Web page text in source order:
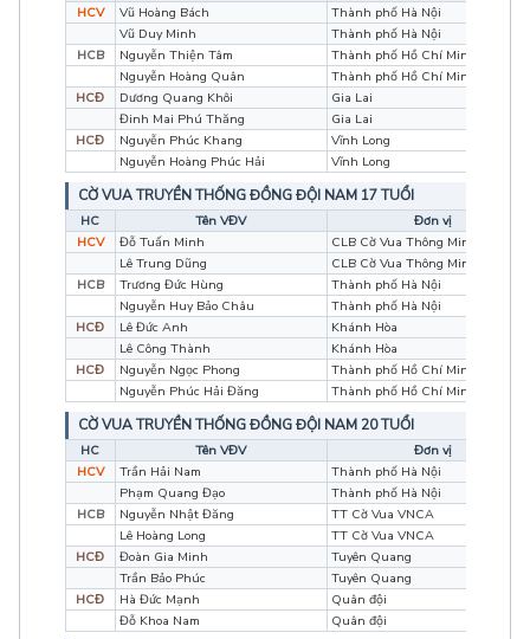
HCV
Vũ Hoàng Bách
Thành phố Hà Nội
Vũ Duy Minh
Thành phố Hà Nội
HCB
Nguyễn Thiện Tâm
Thành phố Hồ Chí Minh
Nguyễn Hoàng Quân
Thành phố Hồ Chí Minh
HCĐ
Dương Quang Khôi
Gia Lai
Đinh Mai Phú Thăng
Gia Lai
HCĐ
Nguyễn Phúc Khang
Vĩnh Long
Nguyễn Hoàng Phúc Hải
Vĩnh Long
CỜ VUA TRUYỀN THỐNG ĐỒNG ĐỘI NAM 17 TUỔI
HC Tên VĐV
Đơn vị
HCV
Đỗ Tuấn Minh
CLB Cờ Vua Thông Minh
Lê Trung Dũng
CLB Cờ Vua Thông Minh
HCB
Trương Đức Hùng
Thành phố Hà Nội
Nguyễn Huy Bảo Châu
Thành phố Hà Nội
HCĐ
Lê Đức Anh
Khánh Hòa
Lê Công Thành
Khánh Hòa
HCĐ
Nguyễn Ngọc Phong
Thành phố Hồ Chí Minh
Nguyễn Phúc Hải Đăng
Thành phố Hồ Chí Minh
CỜ VUA TRUYỀN THỐNG ĐỒNG ĐỘI NAM 20 TUỔI
HC Tên VĐV
Đơn vị
HCV
Trần Hải Nam
Thành phố Hà Nội
Phạm Quang Đạo
Thành phố Hà Nội
HCB
Nguyễn Nhật Đăng
TT Cờ Vua VNCA
Lê Hoàng Long
TT Cờ Vua VNCA
HCĐ
Đoàn Gia Minh
Tuyên Quang
Trần Bảo Phúc
Tuyên Quang
HCĐ
Hà Đức Mạnh
Quân đội
Đỗ Khoa Nam
Quân đội